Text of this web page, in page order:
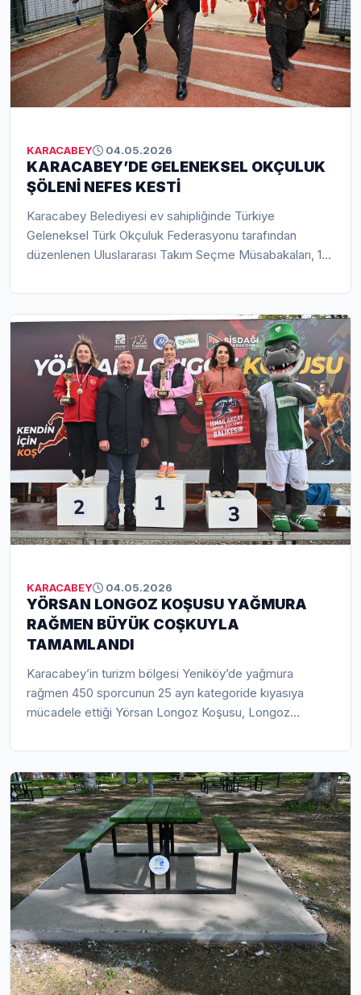
ulaştırmayı hedeflediklerini vurguladı.
KARACABEY 04.05.2026
KARACABEY’DE GELENEKSEL OKÇULUK
ŞÖLENİ NEFES KESTİ
Karacabey Belediyesi ev sahipliğinde Türkiye
Geleneksel Türk Okçuluk Federasyonu tarafından
düzenlenen Uluslararası Takım Seçme Müsabakaları, 1-3
heyecanla tamamlandı. Türkiye’nin dört bir yanından ve
yurt dışından sporcuların katıldığı organizasyonda,
Karacabey Belediye Spor Okçuluk Kulübü sporcusu
Fatih Çetin Büyük Erkekler kategorisinde Türkiye
3’üncüsü olarak önemli bir başarı elde ederken, Kadınlar
kategorisinde Türkiye rekoru 470,62 metreden 494,47
metreye yükseltilerek tarihe geçen bir performansa
imza atıldı. Açılış programına katılan Belediye Başkanı
Fatih Karabatı ile Federasyon Başkanı Cengiz Toksöz’ün
mesajlarıyla dikkat çeken organizasyon, hem sportif
başarıları hem de geleneksel Türk okçuluğunun
yaşatılmasına sunduğu katkıyla Karacabey’in spor
turizminde yükselen değer olduğunu bir kez daha ortaya
koydu.
KARACABEY 04.05.2026
YÖRSAN LONGOZ KOŞUSU YAĞMURA
RAĞMEN BÜYÜK COŞKUYLA
TAMAMLANDI
Karacabey’in turizm bölgesi Yeniköy’de yağmura
rağmen 450 sporcunun 25 ayrı kategoride kıyasıya
mücadele ettiği Yörsan Longoz Koşusu, Longoz
yüksek katılımla tamamlandı. Belediye Başkanı Fatih
Karabatı’nın startını verdiği organizasyon, sporun
doğayla buluştuğu örnek etkinliklerden biri olurken, hem
katılımcılara unutulmaz anlar yaşattı hem de
Karacabey’in tanıtımına önemli katkı sağladı.